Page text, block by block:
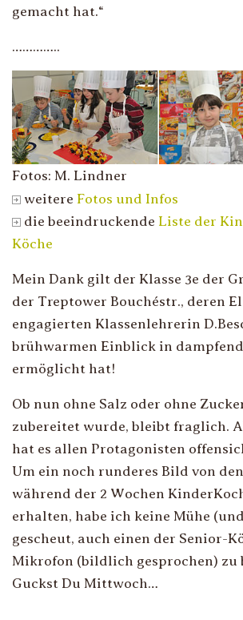
gemacht hat.“
…………..
Fotos: M. Lindner
weitere Fotos und Infos
die beeindruckende Liste der
Köche
Mein Dank gilt der Klasse 3e der
der Treptower Bouchéstr., deren
engagierten Klassenlehrerin
brühwarmen Einblick in
ermöglicht hat!
Ob nun ohne Salz oder ohne
zubereitet wurde, bleibt fraglich.
hat es allen Protagonisten
Um ein noch runderes Bild von
während der 2 Wochen
erhalten, habe ich keine Mühe
gescheut, auch einen der Senior-
Mikrofon (bildlich gesprochen) zu
Guckst Du Mittwoch…